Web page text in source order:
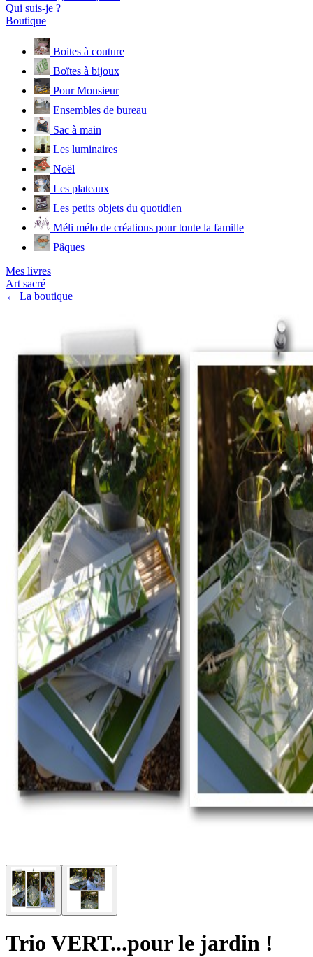
Qui suis-je ?
Boutique
Boites à couture
Boïtes à bijoux
Pour Monsieur
Ensembles de bureau
Sac à main
Les luminaires
Noël
Les plateaux
Les petits objets du quotidien
Méli mélo de créations pour toute la famille
Pâques
Mes livres
Art sacré
← La boutique
Trio VERT...pour le jardin !